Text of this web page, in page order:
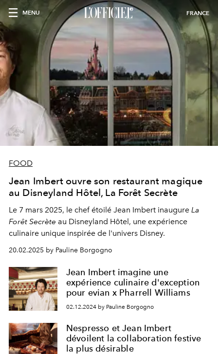
MENU FRANCE
FOOD
Jean Imbert ouvre son restaurant magique
au Disneyland Hôtel, La Forêt Secrète
Le 7 mars 2025, le chef étoilé Jean Imbert inaugure La
Forêt Secrète au Disneyland Hôtel, une expérience
culinaire unique inspirée de l'univers Disney.
20.02.2025 by Pauline Borgogno
Jean Imbert imagine une
expérience culinaire d'exception
pour evian x Pharrell Williams
02.12.2024 by Pauline Borgogno
Nespresso et Jean Imbert
dévoilent la collaboration festive
la plus désirable